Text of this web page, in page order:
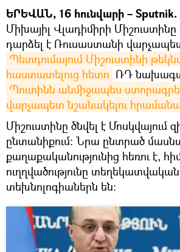
ԵՐԵՎԱՆ, 16 հունվարի – Sputnik.
Միխայիլ Վլադիմիրի Միշուստինը
դարձել է Ռուսաստանի
Պետդումայում Միշուստինի
հաստատելուց հետո ՌԴ
Պուտինն անմիջապես
վարչապետ նշանակելու
Միշուստինը ծնվել է Մոսկվայում
ընտանիքում։ Նրա ընտրած
քաղաքականությունից հեռու է,
ուղղվածությունը տեղեկատվական
տեխնոլոգիաներն են։